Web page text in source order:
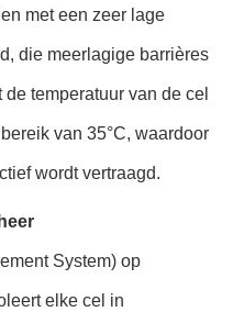
met een zeer lage
die meerlagige barrières
temperatuur van de cel
van 35°C, waardoor
wordt vertraagd.
System) op
elke cel in